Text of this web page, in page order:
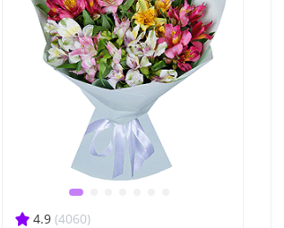
4.9 (4060)